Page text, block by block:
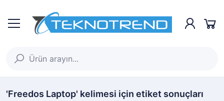
'Freedos Laptop' kelimesi için etiket sonuçları